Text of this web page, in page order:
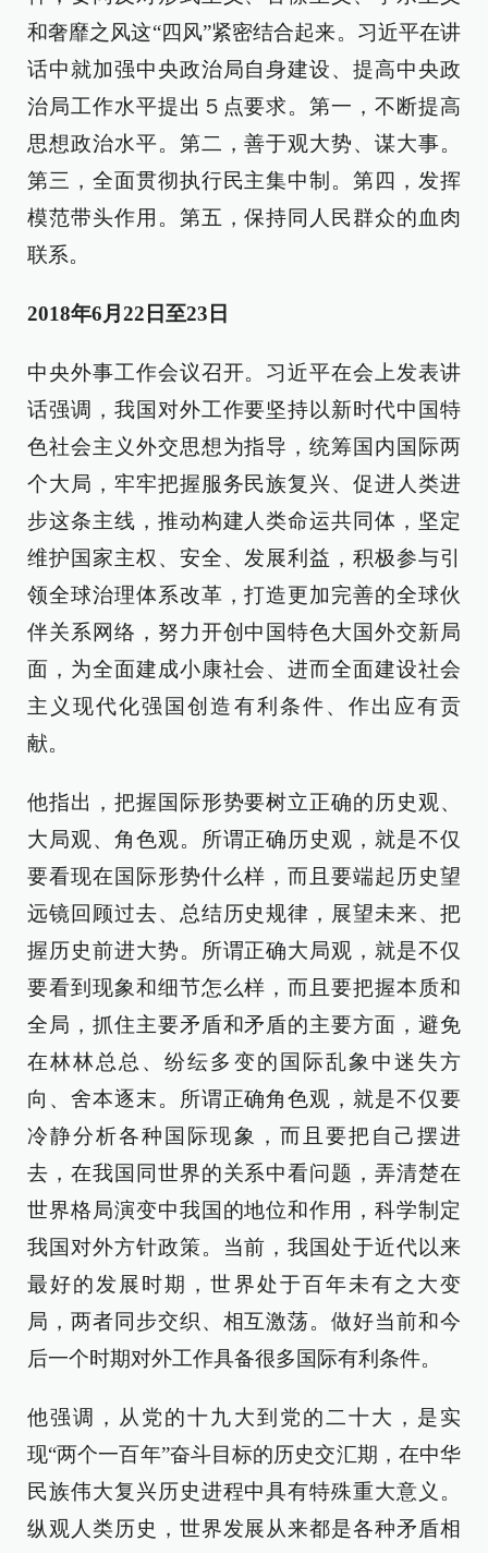
和奢靡之风这“四风”紧密结合起来。习近平在讲
话中就加强中央政治局自身建设、提高中央政
治局工作水平提出５点要求。第一，不断提高
思想政治水平。第二，善于观大势、谋大事。
第三，全面贯彻执行民主集中制。第四，发挥
模范带头作用。第五，保持同人民群众的血肉
联系。
2018年6月22日至23日
中央外事工作会议召开。习近平在会上发表讲
话强调，我国对外工作要坚持以新时代中国特
色社会主义外交思想为指导，统筹国内国际两
个大局，牢牢把握服务民族复兴、促进人类进
步这条主线，推动构建人类命运共同体，坚定
维护国家主权、安全、发展利益，积极参与引
领全球治理体系改革，打造更加完善的全球伙
伴关系网络，努力开创中国特色大国外交新局
面，为全面建成小康社会、进而全面建设社会
主义现代化强国创造有利条件、作出应有贡
献。
他指出，把握国际形势要树立正确的历史观、
大局观、角色观。所谓正确历史观，就是不仅
要看现在国际形势什么样，而且要端起历史望
远镜回顾过去、总结历史规律，展望未来、把
握历史前进大势。所谓正确大局观，就是不仅
要看到现象和细节怎么样，而且要把握本质和
全局，抓住主要矛盾和矛盾的主要方面，避免
在林林总总、纷纭多变的国际乱象中迷失方
向、舍本逐末。所谓正确角色观，就是不仅要
冷静分析各种国际现象，而且要把自己摆进
去，在我国同世界的关系中看问题，弄清楚在
世界格局演变中我国的地位和作用，科学制定
我国对外方针政策。当前，我国处于近代以来
最好的发展时期，世界处于百年未有之大变
局，两者同步交织、相互激荡。做好当前和今
后一个时期对外工作具备很多国际有利条件。
他强调，从党的十九大到党的二十大，是实
现“两个一百年”奋斗目标的历史交汇期，在中华
民族伟大复兴历史进程中具有特殊重大意义。
纵观人类历史，世界发展从来都是各种矛盾相